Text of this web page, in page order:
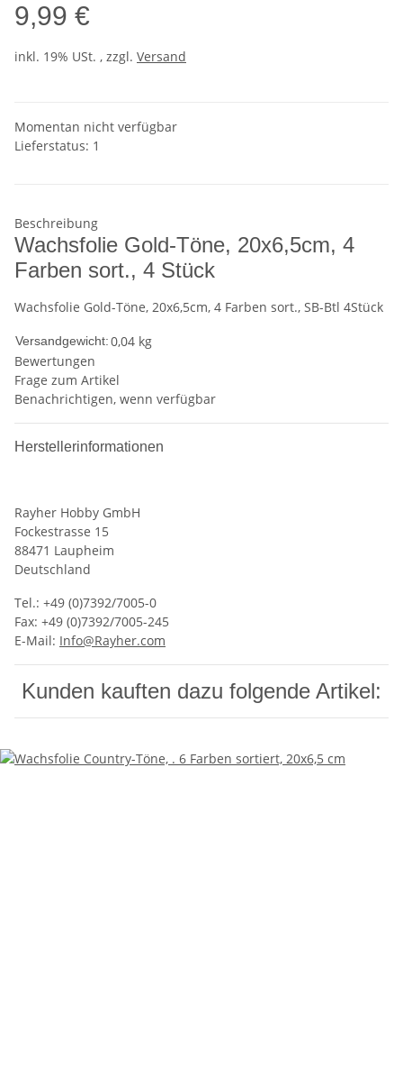
9,99 €
inkl. 19% USt. , zzgl. Versand
Momentan nicht verfügbar
Lieferstatus: 1
Beschreibung
Wachsfolie Gold-Töne, 20x6,5cm, 4
Farben sort., 4 Stück
Wachsfolie Gold-Töne, 20x6,5cm, 4 Farben sort., SB-Btl 4Stück
Versandgewicht:0,04 kg
Bewertungen
Frage zum Artikel
Benachrichtigen, wenn verfügbar
Herstellerinformationen
Rayher Hobby GmbH
Fockestrasse 15
88471 Laupheim
Deutschland
Tel.: +49 (0)7392/7005-0
Fax: +49 (0)7392/7005-245
E-Mail: Info@Rayher.com
Kunden kauften dazu folgende Artikel: